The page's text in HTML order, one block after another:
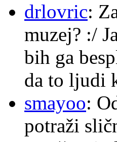
drlovric:
muzej? :/
bih ga
da to ljudi
smayoo:
potraži